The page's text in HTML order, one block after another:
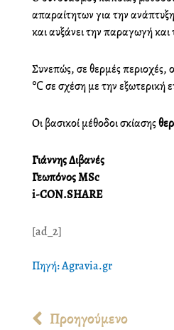
απαραίτητων για την
και αυξάνει την παραγωγή και
Συνεπώς, σε θερμές περιοχές,
℃ σε σχέση με την εξωτερική
Οι βασικοί μέθοδοι σκίασης
Γιάννης Διβανές
Γεωπόνος MSc
i-CON.SHARE
[ad_2]
Πηγή: Agravia.gr
Prev
Προηγούμενο